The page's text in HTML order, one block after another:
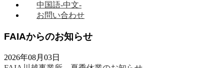
中国語-中文-
お問い合わせ
FAIAからのお知らせ
2026年08月03日